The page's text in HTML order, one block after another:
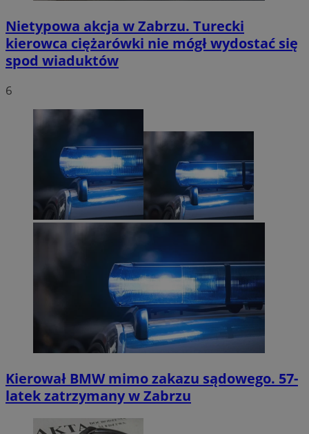
Nietypowa akcja w Zabrzu. Turecki
kierowca ciężarówki nie mógł wydostać się
spod wiaduktów
6
Kierował BMW mimo zakazu sądowego. 57-
latek zatrzymany w Zabrzu